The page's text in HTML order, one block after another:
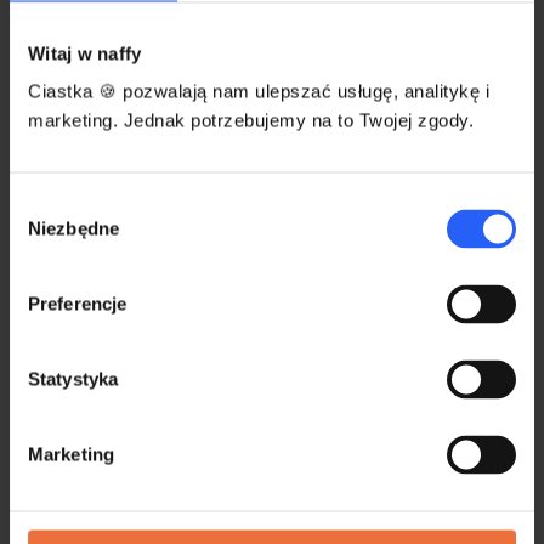
Witaj w naffy
Ciastka 🍪 pozwalają nam ulepszać usługę, analitykę i
marketing. Jednak potrzebujemy na to Twojej zgody.
zgody
Niezbędne
Preferencje
Statystyka
Marketing
💡
Aby uzyskać najlepszą jakość
Wszystkie przeglądarki na iPadzie/iPhonie
WebKit
Screen Capture API(części WebRTC), które jest